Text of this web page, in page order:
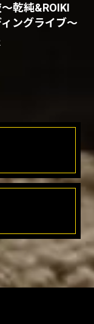
乾純&ROIKI
ングライブ〜